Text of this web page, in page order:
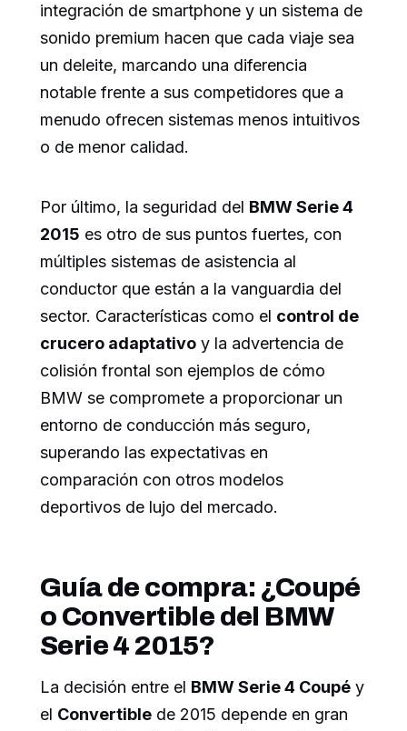
integración de smartphone y un sistema de
sonido premium hacen que cada viaje sea
un deleite, marcando una diferencia
notable frente a sus competidores que a
menudo ofrecen sistemas menos intuitivos
o de menor calidad.
Por último, la seguridad del BMW Serie 4
2015 es otro de sus puntos fuertes, con
múltiples sistemas de asistencia al
conductor que están a la vanguardia del
sector. Características como el control de
crucero adaptativo y la advertencia de
colisión frontal son ejemplos de cómo
BMW se compromete a proporcionar un
entorno de conducción más seguro,
superando las expectativas en
comparación con otros modelos
deportivos de lujo del mercado.
Guía de compra: ¿Coupé
o Convertible del BMW
Serie 4 2015?
La decisión entre el BMW Serie 4 Coupé y
el Convertible de 2015 depende en gran